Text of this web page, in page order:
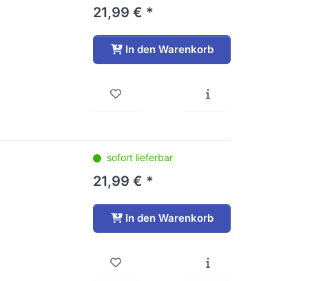
21,99 € *
In den Warenkorb
sofort lieferbar
21,99 € *
In den Warenkorb